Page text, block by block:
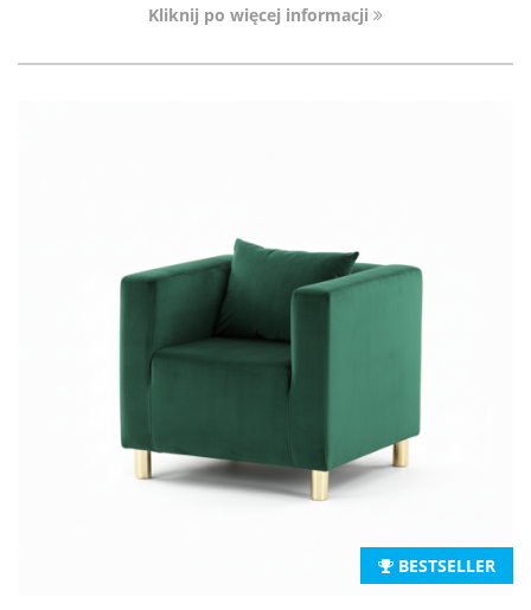
Kliknij po więcej informacji
BESTSELLER